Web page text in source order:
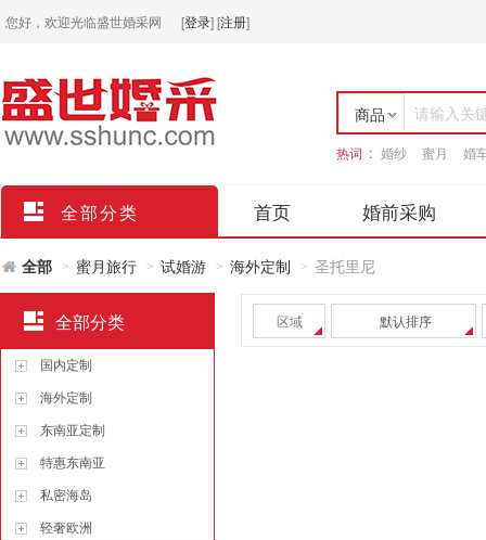
您好，欢迎光临盛世婚采网 [登录][注册]
商品
店铺
请输入关
热词 : 婚纱 蜜月 婚
全部分类 首页 婚前采购
全部 > 蜜月旅行 > 试婚游 > 海外定制 > 圣托里尼
区域 默认排序
全部分类
国内定制
海外定制
东南亚定制
特惠东南亚
私密海岛
轻奢欧洲